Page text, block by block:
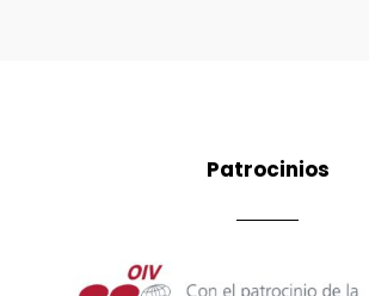
Patrocinios